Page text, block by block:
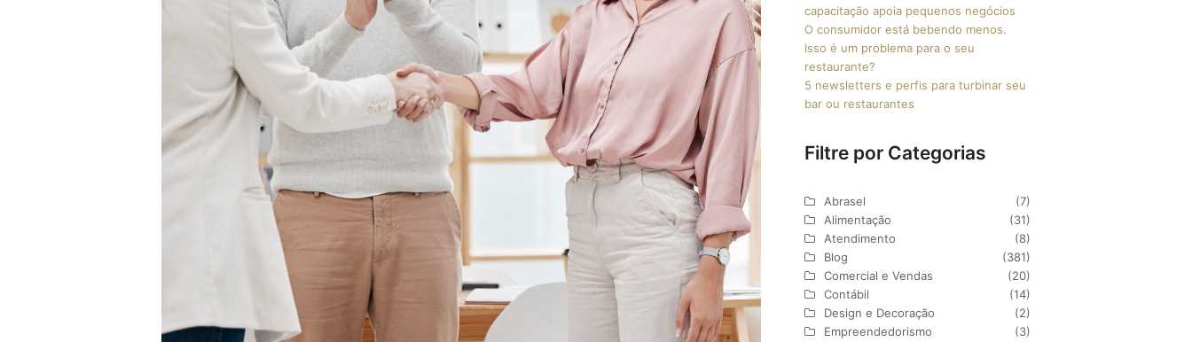
capacitação apoia pequenos negócios
O consumidor está bebendo menos.
Isso é um problema para o seu
restaurante?
5 newsletters e perfis para turbinar seu
bar ou restaurantes
Filtre por Categorias
Abrasel
(7)
Alimentação
(31)
Atendimento
(8)
Blog
(381)
Comercial e Vendas
(20)
Contábil
(14)
Design e Decoração
(2)
Empreendedorismo
(3)